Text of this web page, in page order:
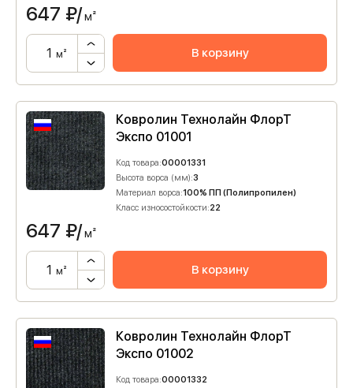
647 ₽/м²
м² В корзину
Ковролин Технолайн ФлорТ
Экспо 01001
Код товара:00001331
Высота ворса (мм):3
Материал ворса:100% ПП (Полипропилен)
Класс износостойкости:22
647 ₽/м²
м² В корзину
Ковролин Технолайн ФлорТ
Экспо 01002
Код товара:00001332